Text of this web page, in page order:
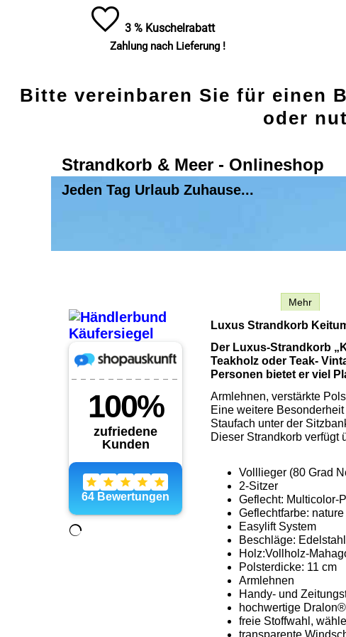
3 % Kuschelrabatt
Zahlung nach Lieferung !
Bitte vereinbaren Sie für einen
oder
Strandkorb & Meer - Onlineshop
Jeden Tag Urlaub Zuhause...
Mehr
Luxus Strandkorb
Der Luxus-Strandkorb
Teakholz oder Teak-
Personen bietet er viel
Armlehnen, verstärkte
Eine weitere
Staufach unter der
Dieser Strandkorb verfügt
Volllieger (80 Grad
2-Sitzer
Geflecht: Multicolor-
Geflechtfarbe:
Easylift System
Beschläge:
Holz:Vollholz-
Polsterdicke: 11 cm
Armlehnen
Handy- und
hochwertige
freie Stoffwahl,
transparente